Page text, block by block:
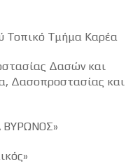
Τοπικό Τμήμα Καρέα
Δασών και
Δασοπροστασίας και
ΒΥΡΩΝΟΣ»